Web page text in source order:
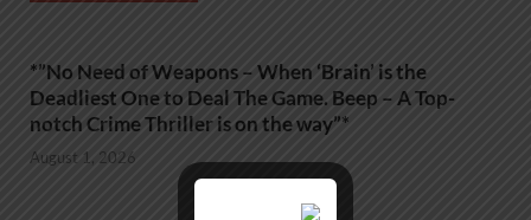
*”No Need of Weapons – When ‘Brain’ is the
Deadliest One to Deal The Game. Beep – A Top-
notch Crime Thriller is on the way”*
August 1, 2026